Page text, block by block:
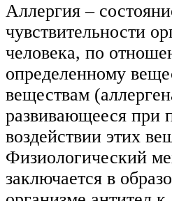
Аллергия –
чувствительности
человека, по
определенному
веществам
развивающееся при
воздействии этих
Физиологический
заключается в